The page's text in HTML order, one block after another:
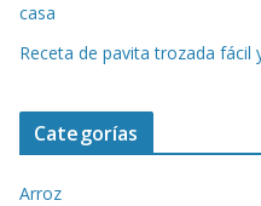
casa
Receta de pavita trozada fácil
Categorías
Arroz